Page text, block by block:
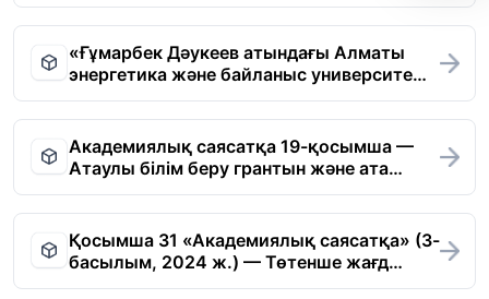
«Ғұмарбек Дәукеев атындағы Алматы
энергетика және байланыс университе…
Академиялық саясатқа 19-қосымша —
Атау­лы білім беру грантын және ата…
Қосымша 31 «Академиялық саясатқа» (3-
басылым, 2024 ж.) — Төтенше жағд…